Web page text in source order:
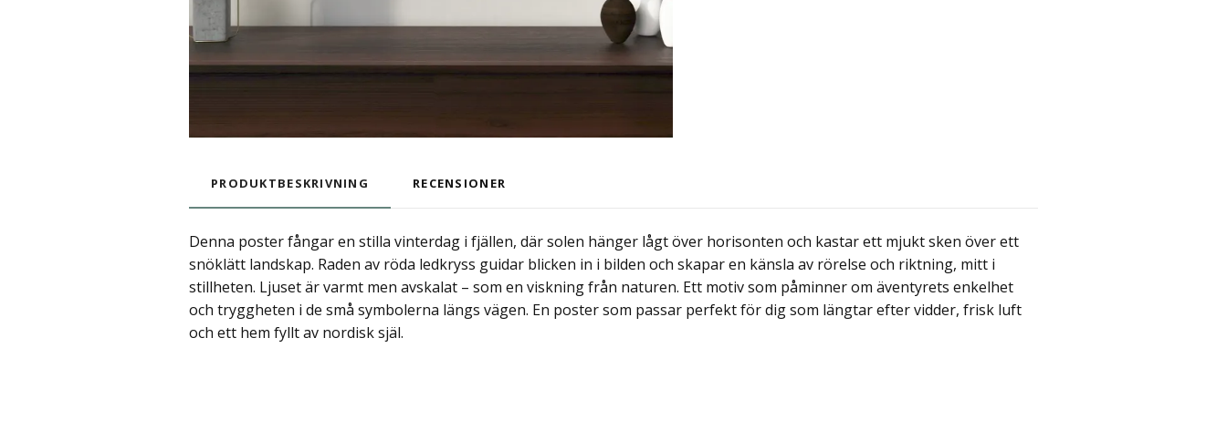
PRODUKTBESKRIVNING RECENSIONER
Denna poster fångar en stilla vinterdag i fjällen, där solen hänger lågt över horisonten och kastar ett mjukt sken över ett
snöklätt landskap. Raden av röda ledkryss guidar blicken in i bilden och skapar en känsla av rörelse och riktning, mitt i
stillheten. Ljuset är varmt men avskalat – som en viskning från naturen. Ett motiv som påminner om äventyrets enkelhet
och tryggheten i de små symbolerna längs vägen. En poster som passar perfekt för dig som längtar efter vidder, frisk luft
och ett hem fyllt av nordisk själ.